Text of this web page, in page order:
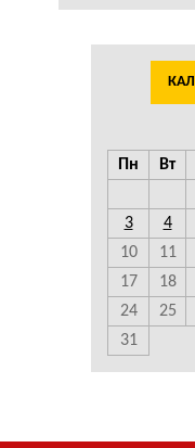
Пн
Вт
3
4
10
11
17
18
24
25
31